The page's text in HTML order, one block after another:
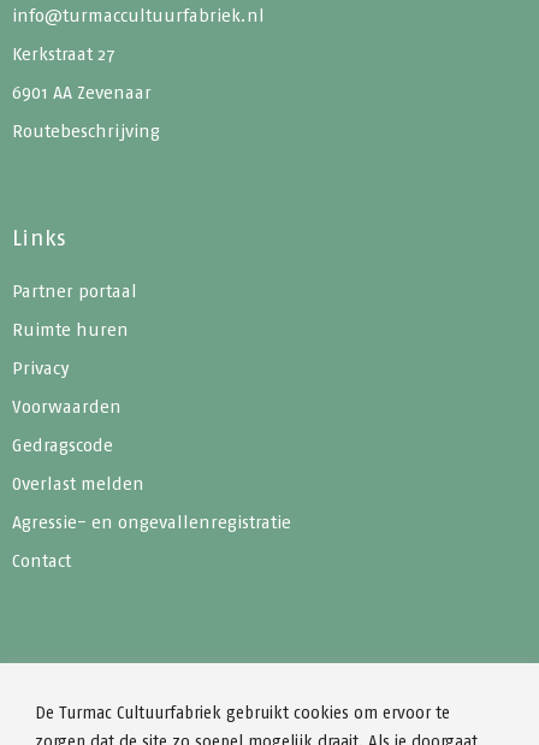
De Turmac Cultuurfabriek gebruikt cookies om ervoor te
info@turmaccultuurfabriek.nl
Kerkstraat 27
6901 AA Zevenaar
Routebeschrijving
Links
Partner portaal
Ruimte huren
Privacy
Voorwaarden
Gedragscode
Overlast melden
Agressie- en ongevallenregistratie
Contact